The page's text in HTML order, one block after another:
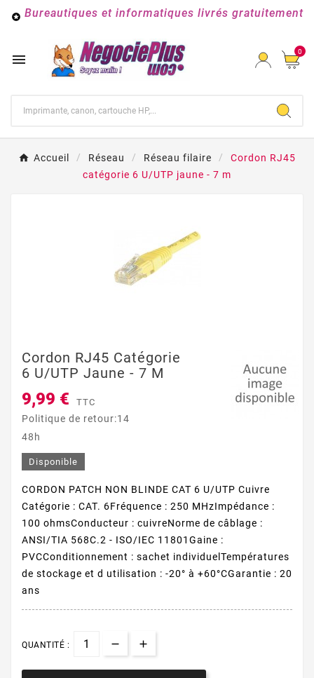
 Bureautiques et informatiques livrés gratuitement
 0
Accueil Réseau Réseau filaire
Cordon RJ45
catégorie 6 U/UTP jaune - 7 m
Cordon RJ45 Catégorie
6 U/UTP Jaune - 7 M
9,99 € TTC
Politique de retour:14
48h
Disponible
CORDON PATCH NON BLINDE CAT 6 U/UTP Cuivre
Catégorie : CAT. 6Fréquence : 250 MHzImpédance :
100 ohmsConducteur : cuivreNorme de câblage :
ANSI/TIA 568C.2 - ISO/IEC 11801Gaine :
PVCConditionnement : sachet individuelTempératures
de stockage et d utilisation : -20° à +60°CGarantie : 20
ans
QUANTITÉ :